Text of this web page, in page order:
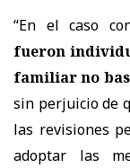
“En el caso
fueron
familiar no
sin perjuicio de
las revisiones
adoptar las